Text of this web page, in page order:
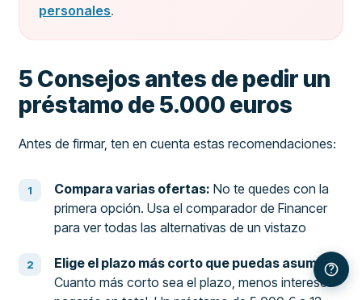
personales.
5 Consejos antes de pedir un
préstamo de 5.000 euros
Antes de firmar, ten en cuenta estas recomendaciones:
Compara varias ofertas: No te quedes con la
primera opción. Usa el comparador de Financer
para ver todas las alternativas de un vistazo
Elige el plazo más corto que puedas asumir:
Cuanto más corto sea el plazo, menos intereses